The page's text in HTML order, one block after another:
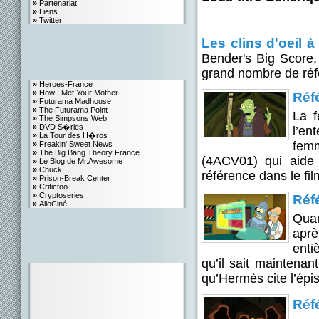
Les clins d'oeil à
Bender's Big
grand nombre de
La
(4ACV01) qui
référence dans le
qu’il sait
qu’Hermès cite
» Partenariat
» Liens
» Twitter
» Heroes-France
» How I Met Your Mother
» Futurama Madhouse
» The Futurama Point
» The Simpsons Web
» DVD S�ries
» La Tour des H�ros
» Freakin' Sweet News
» The Big Bang Theory France
» Le Blog de Mr.Awesome
» Chuck
» Prison-Break Center
» Critictoo
» Cryptoseries
» AlloCiné